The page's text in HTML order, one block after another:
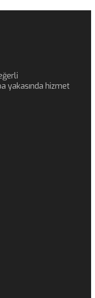
yakasında hizmet